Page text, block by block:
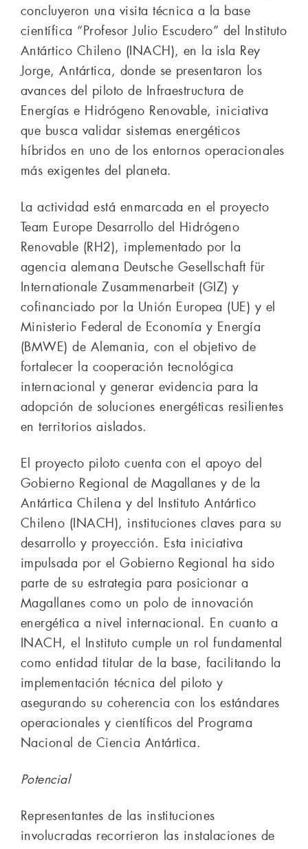
concluyeron una visita técnica a la base
científica “Profesor Julio Escudero” del Instituto
Antártico Chileno (INACH), en la isla Rey
Jorge, Antártica, donde se presentaron los
avances del piloto de Infraestructura de
Energías e Hidrógeno Renovable, iniciativa
que busca validar sistemas energéticos
híbridos en uno de los entornos operacionales
más exigentes del planeta.
La actividad está enmarcada en el proyecto
Team Europe Desarrollo del Hidrógeno
Renovable (RH2), implementado por la
agencia alemana Deutsche Gesellschaft für
Internationale Zusammenarbeit (GIZ) y
cofinanciado por la Unión Europea (UE) y el
Ministerio Federal de Economía y Energía
(BMWE) de Alemania, con el objetivo de
fortalecer la cooperación tecnológica
internacional y generar evidencia para la
adopción de soluciones energéticas resilientes
en territorios aislados.
El proyecto piloto cuenta con el apoyo del
Gobierno Regional de Magallanes y de la
Antártica Chilena y del Instituto Antártico
Chileno (INACH), instituciones claves para su
desarrollo y proyección. Esta iniciativa
impulsada por el Gobierno Regional ha sido
parte de su estrategia para posicionar a
Magallanes como un polo de innovación
energética a nivel internacional. En cuanto a
INACH, el Instituto cumple un rol fundamental
como entidad titular de la base, facilitando la
implementación técnica del piloto y
asegurando su coherencia con los estándares
operacionales y científicos del Programa
Nacional de Ciencia Antártica.
Potencial
Representantes de las instituciones
involucradas recorrieron las instalaciones de